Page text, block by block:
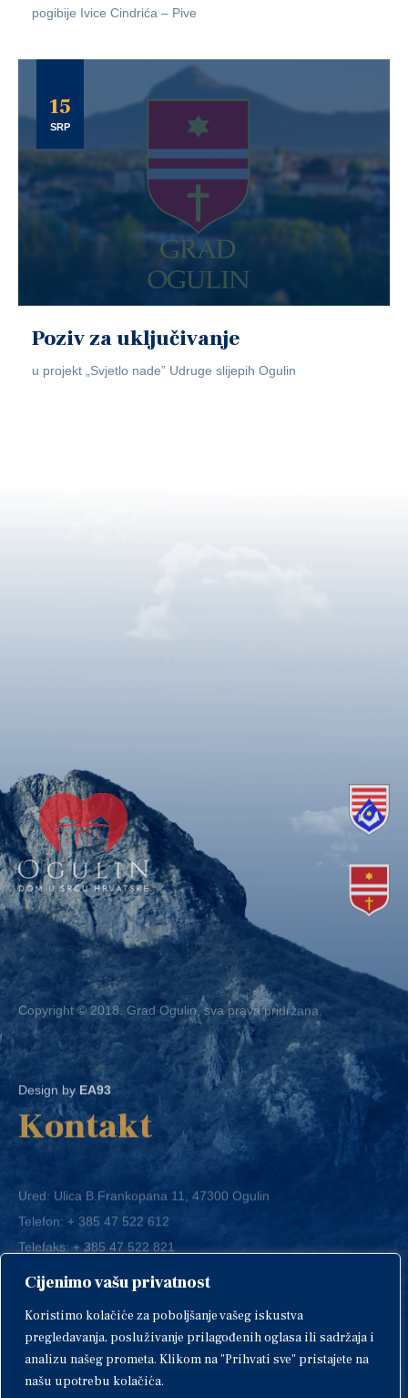
Cijenimo vašu privatnost
Koristimo kolačiće za poboljšanje vašeg iskustva
pregledavanja, posluživanje prilagođenih oglasa ili sadržaja i
analizu našeg prometa. Klikom na "Prihvati sve" pristajete na
našu upotrebu kolačića.
pogibije Ivice Cindrića – Pive
15
SRP
Poziv za uključivanje
u projekt „Svjetlo nade” Udruge slijepih Ogulin
Copyright © 2018. Grad Ogulin, sva prava pridržana.
Design byEA93
Kontakt
Ured: Ulica B.Frankopana 11, 47300 Ogulin
Telefon:+ 385 47 522 612
Telefaks:+ 385 47 522 821
E-mail:grad-ogulin@ogulin.hr
IBAN: HR1424020061829700009